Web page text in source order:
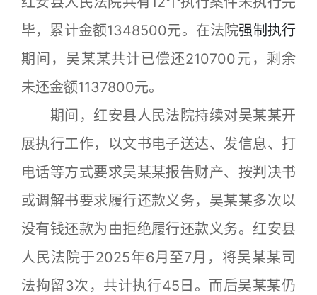
毕，累计金额1348500元。在法院强制执行
期间，吴某某共计已偿还210700元，剩余
未还金额1137800元。
期间，红安县人民法院持续对吴某某开
展执行工作，以文书电子送达、发信息、打
电话等方式要求吴某某报告财产、按判决书
或调解书要求履行还款义务，吴某某多次以
没有钱还款为由拒绝履行还款义务。红安县
人民法院于2025年6月至7月，将吴某某司
法拘留3次，共计执行45日。而后吴某某仍